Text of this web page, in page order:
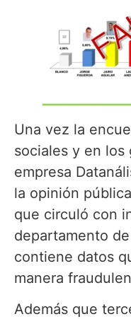
Una vez la
sociales y en los
empresa
la opinión
que circuló con
departamento
contiene datos
manera
Además que